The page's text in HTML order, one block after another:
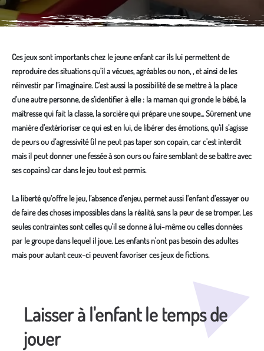
Ces jeux sont importants chez le jeune enfant car ils lui permettent de
reproduire des situations qu'il a vécues, agréables ou non, , et ainsi de les
réinvestir par l’imaginaire. C'est aussi la possibilité de se mettre à la place
d'une autre personne, de s'identifier à elle : la maman qui gronde le bébé, la
maîtresse qui fait la classe, la sorcière qui prépare une soupe... Sûrement une
manière d'extérioriser ce qui est en lui, de libérer des émotions, qu’il s’agisse
de peurs ou d’agressivité (il ne peut pas taper son copain, car c'est interdit
mais il peut donner une fessée à son ours ou faire semblant de se battre avec
ses copains) car dans le jeu tout est permis.
La liberté qu’offre le jeu, l’absence d’enjeu, permet aussi l'enfant d'essayer ou
de faire des choses impossibles dans la réalité, sans la peur de se tromper. Les
seules contraintes sont celles qu'il se donne à lui-même ou celles données
par le groupe dans lequel il joue. Les enfants n'ont pas besoin des adultes
mais pour autant ceux-ci peuvent favoriser ces jeux de fictions.
Laisser à l'enfant le temps de
jouer